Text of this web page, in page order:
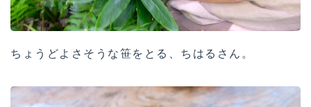
ちょうどよさそうな笹をとる、ちはるさん。